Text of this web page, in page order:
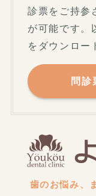
診票をご持参
が可能です。
をダウンロー
問診
歯のお悩み、